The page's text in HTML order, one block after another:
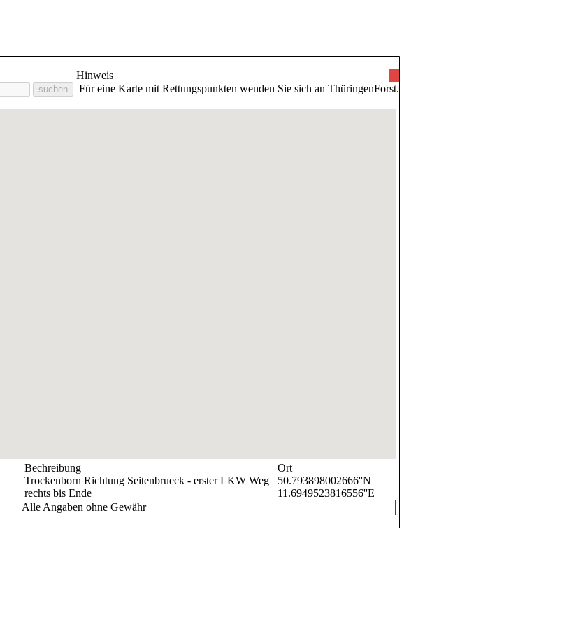
Hinweis
Für eine Karte mit Rettungspunkten wenden Sie sich an ThüringenForst.
Bechreibung
Ort
Trockenborn Richtung Seitenbrueck - erster LKW Weg
rechts bis Ende
50.793898002666''N
11.6949523816556''E
Alle Angaben ohne Gewähr